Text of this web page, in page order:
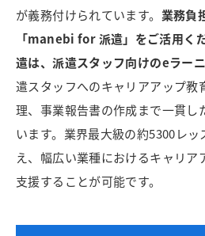
が義務付けられています。 業務負
「manebi for 派遣」をご活用くだ
遣は、派遣スタッフ向けのeラー
遣スタッフへのキャリアアップ教
理、事業報告書の作成まで一貫し
います。業界最大級の約5300レ
え、幅広い業種におけるキャリア
支援することが可能です。